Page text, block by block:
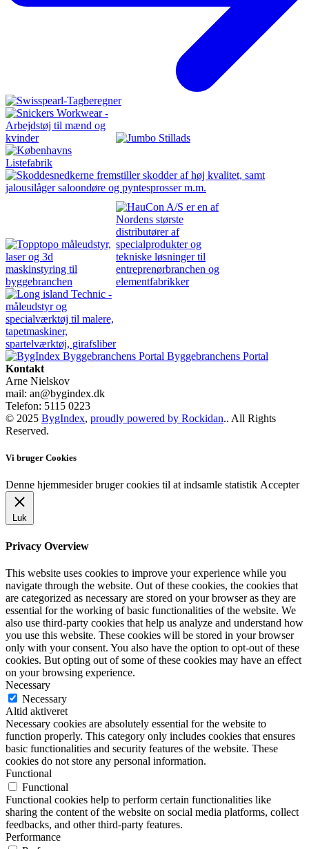
Byggebranchens Portal
Kontakt
Arne Nielskov
mail: an@bygindex.dk
Telefon: 5115 0223
© 2025 BygIndex, proudly powered by Rockidan.. All Rights
Reserved.
Vi bruger Cookies
Denne hjemmesider bruger cookies til at indsamle statistik Accepter
Luk
Privacy Overview
This website uses cookies to improve your experience while you
navigate through the website. Out of these cookies, the cookies that
are categorized as necessary are stored on your browser as they are
essential for the working of basic functionalities of the website. We
also use third-party cookies that help us analyze and understand how
you use this website. These cookies will be stored in your browser
only with your consent. You also have the option to opt-out of these
cookies. But opting out of some of these cookies may have an effect
on your browsing experience.
Necessary
Necessary
Altid aktiveret
Necessary cookies are absolutely essential for the website to
function properly. This category only includes cookies that ensures
basic functionalities and security features of the website. These
cookies do not store any personal information.
Functional
Functional
Functional cookies help to perform certain functionalities like
sharing the content of the website on social media platforms, collect
feedbacks, and other third-party features.
Performance